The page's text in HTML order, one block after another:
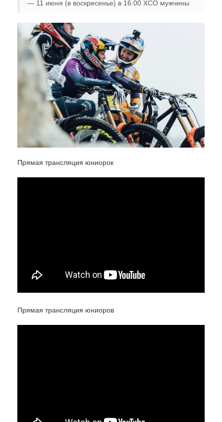
— 11 июня (в воскресенье) в 16:00 XCO мужчины
Прямая трансляция юниорок
Прямая трансляция юниоров